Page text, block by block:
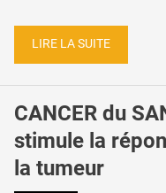
LIRE LA SUITE
CANCER du
stimule la
la tumeur